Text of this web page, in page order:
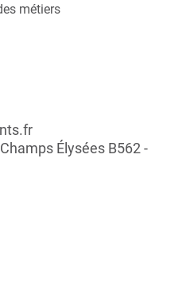
métiers
Élysées B562 -